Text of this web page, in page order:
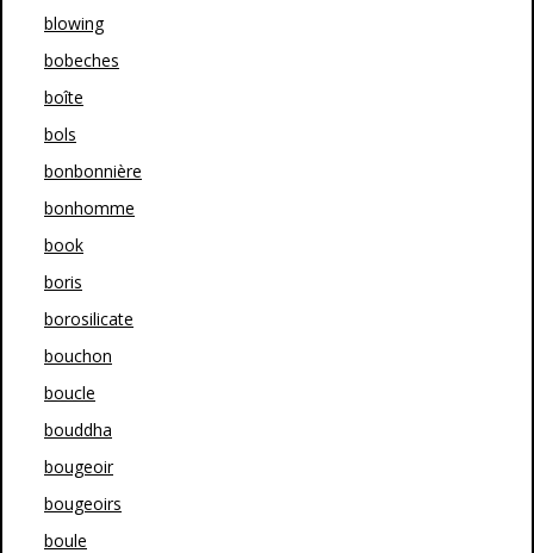
blowing
bobeches
boîte
bols
bonbonnière
bonhomme
book
boris
borosilicate
bouchon
boucle
bouddha
bougeoir
bougeoirs
boule